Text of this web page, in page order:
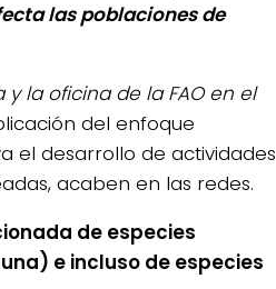
las poblaciones de
la oficina de la FAO en el
del enfoque
el desarrollo de actividades
acaben en las redes.
de especies
e incluso de especies